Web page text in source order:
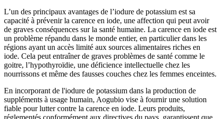
L’un des principaux avantages de l’iodure de potassium est sa
capacité à prévenir la carence en iode, une affection qui peut avoir
de graves conséquences sur la santé humaine. La carence en iode est
un problème répandu dans le monde entier, en particulier dans les
régions ayant un accès limité aux sources alimentaires riches en
iode. Cela peut entraîner de graves problèmes de santé comme le
goitre, l’hypothyroïdie, une déficience intellectuelle chez les
nourrissons et même des fausses couches chez les femmes enceintes.
En incorporant de l'iodure de potassium dans la production de
suppléments à usage humain, Aogubio vise à fournir une solution
fiable pour lutter contre la carence en iode. Leurs produits,